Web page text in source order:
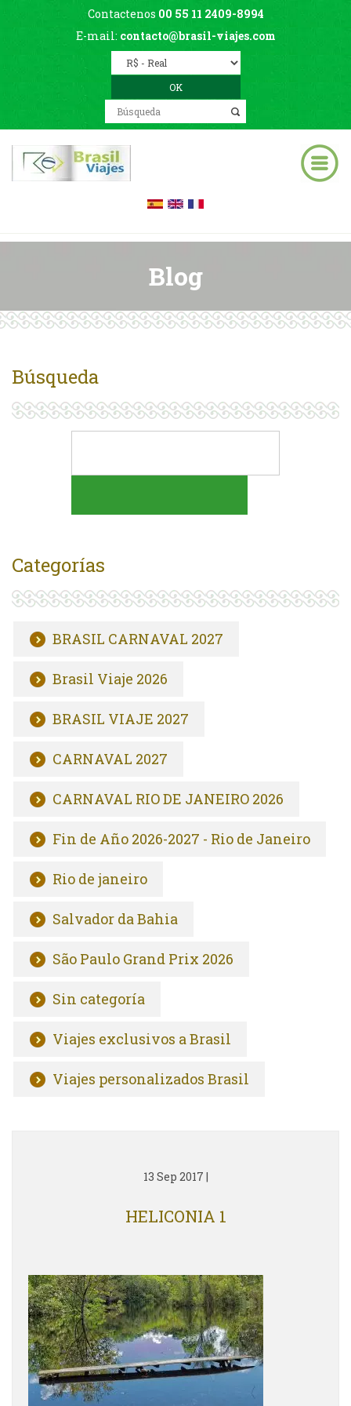
Contactenos 00 55 11 2409-8994
E-mail: contacto@brasil-viajes.com
Blog
Búsqueda
Categorías
BRASIL CARNAVAL 2027
Brasil Viaje 2026
BRASIL VIAJE 2027
CARNAVAL 2027
CARNAVAL RIO DE JANEIRO 2026
Fin de Año 2026-2027 - Rio de Janeiro
Rio de janeiro
Salvador da Bahia
São Paulo Grand Prix 2026
Sin categoría
Viajes exclusivos a Brasil
Viajes personalizados Brasil
13 Sep 2017 |
HELICONIA 1